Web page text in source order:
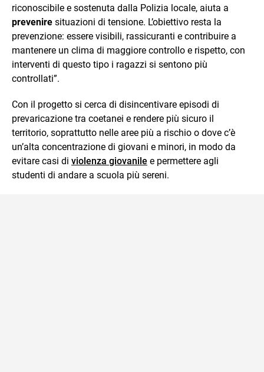
riconoscibile e sostenuta dalla Polizia locale, aiuta a
prevenire situazioni di tensione. L’obiettivo resta la
prevenzione: essere visibili, rassicuranti e contribuire a
mantenere un clima di maggiore controllo e rispetto, con
interventi di questo tipo i ragazzi si sentono più
controllati”.
Con il progetto si cerca di disincentivare episodi di
prevaricazione tra coetanei e rendere più sicuro il
territorio, soprattutto nelle aree più a rischio o dove c’è
un’alta concentrazione di giovani e minori, in modo da
evitare casi di violenza giovanile e permettere agli
studenti di andare a scuola più sereni.